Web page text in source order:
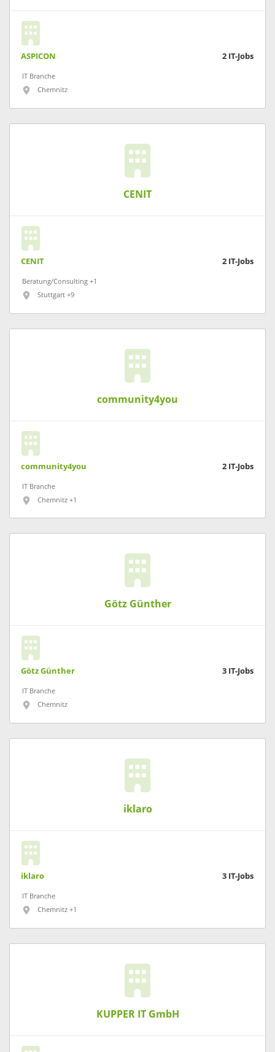
ASPICON 2 IT-Jobs
IT Branche
Chemnitz
CENIT
CENIT 2 IT-Jobs
Beratung/Consulting +1
Stuttgart +9
community4you
community4you 2 IT-Jobs
IT Branche
Chemnitz +1
Götz Günther
Götz Günther 3 IT-Jobs
IT Branche
Chemnitz
iklaro
iklaro 3 IT-Jobs
IT Branche
Chemnitz +1
KUPPER IT GmbH